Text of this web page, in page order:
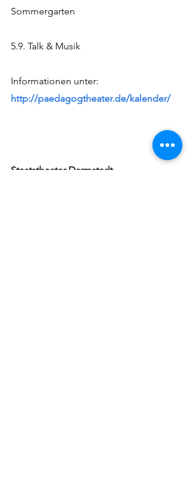
Sommergarten
5.9. Talk & Musik
Informationen unter:
http://paedagogtheater.de/kalender/
Staatstheater Darmstadt